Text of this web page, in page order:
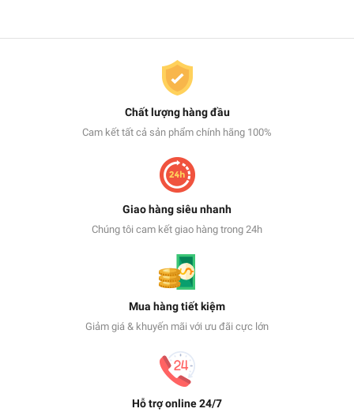
Chất lượng hàng đầu
Cam kết tất cả sản phẩm chính hãng 100%
Giao hàng siêu nhanh
Chúng tôi cam kết giao hàng trong 24h
Mua hàng tiết kiệm
Giảm giá & khuyến mãi với ưu đãi cực lớn
Hỗ trợ online 24/7